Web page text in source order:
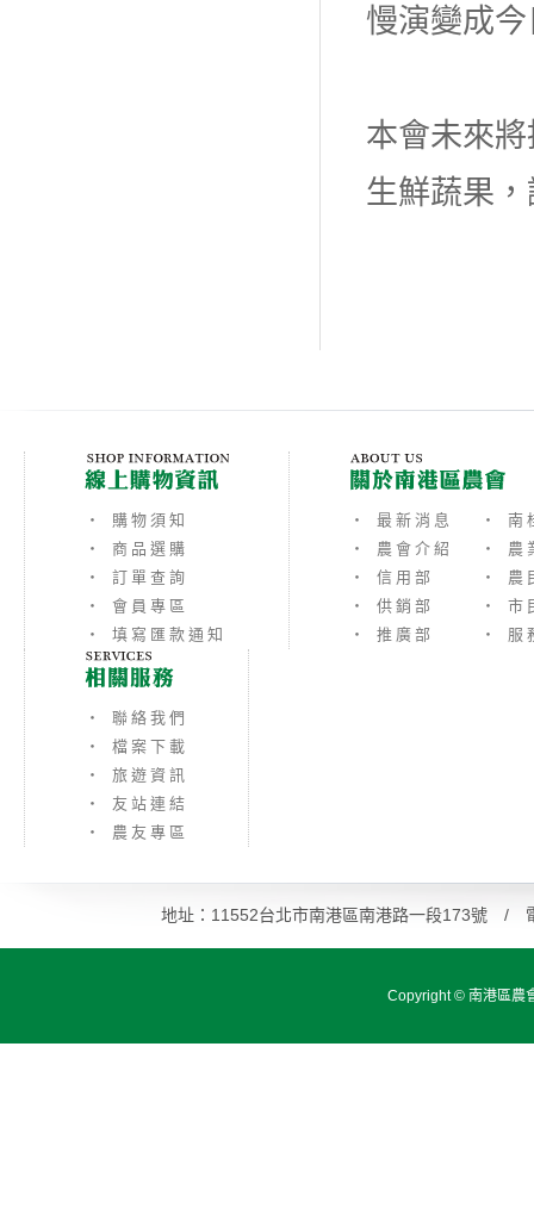
慢演變成
本會未來
生鮮蔬果
‧ 購物須知
‧ 商品選購
‧ 訂單查詢
‧ 會員專區
‧ 填寫匯款通知
‧ 最新消息
‧ 南
‧ 農會介紹
‧ 農
‧ 信用部
‧ 農
‧ 供銷部
‧ 市
‧ 推廣部
‧ 服
‧ 聯絡我們
‧ 檔案下載
‧ 旅遊資訊
‧ 友站連結
‧ 農友專區
地址：11552台北市南港區南港路一段173號
Copyright © 南港區農